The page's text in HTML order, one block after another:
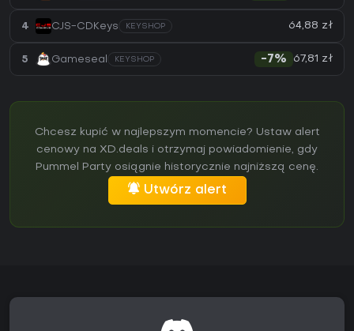
4 CJS-CDKeys KEYSHOP 64,88 zł
5 Gameseal KEYSHOP -7% 67,81 zł
Chcesz kupić w najlepszym momencie? Ustaw alert
cenowy na XD.deals i otrzymaj powiadomienie, gdy
Pummel Party osiągnie historycznie najniższą cenę.
Utwórz alert